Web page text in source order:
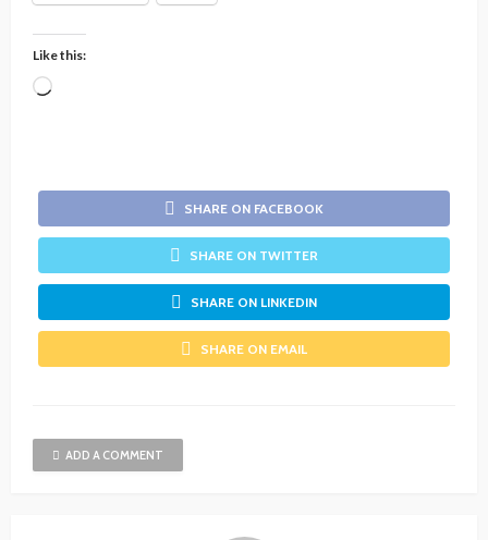
Like this:
Loading…
SHARE ON FACEBOOK
SHARE ON TWITTER
SHARE ON LINKEDIN
SHARE ON EMAIL
ADD A COMMENT